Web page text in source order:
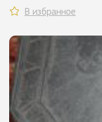
В избранное